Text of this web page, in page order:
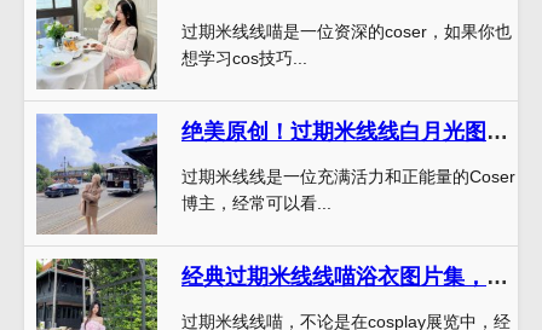
过期米线线喵是一位资深的coser，如果你也
想学习cos技巧...
绝美原创！过期米线线白月光图片cos作品大公开
过期米线线是一位充满活力和正能量的Coser
博主，经常可以看...
经典过期米线线喵浴衣图片集，等你来领取
过期米线线喵，不论是在cosplay展览中，经